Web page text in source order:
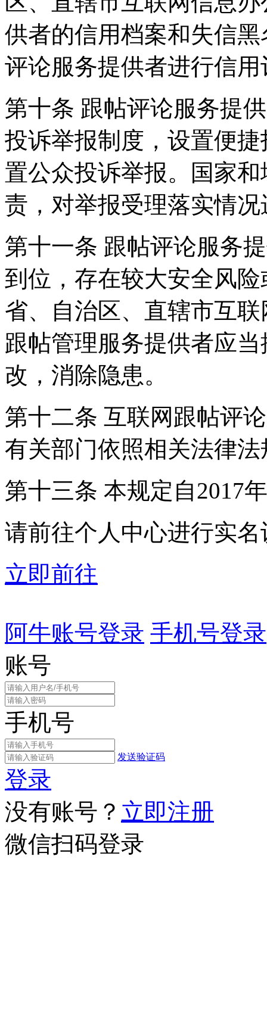
供者的信用档案和失信
评论服务提供者进行信用
第十条 跟帖评论服务提
投诉举报制度，设置便
置公众投诉举报。国家
责，对举报受理落实情
第十一条 跟帖评论服务
到位，存在较大安全风
省、自治区、直辖市互
跟帖管理服务提供者应
改，消除隐患。
第十二条 互联网跟帖评
有关部门依照相关法律
第十三条 本规定自2017
请前往个人中心进行实名
立即前往
阿牛账号登录 手机号登录
账号
手机号
发送验证码
登录
没有账号？ 立即注册
微信扫码登录